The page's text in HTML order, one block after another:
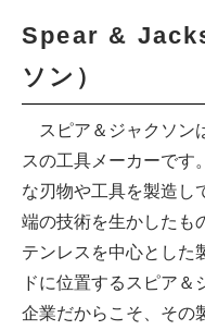
Spear &
ソン）
スピア＆ジャクソン
スの工具メーカーです
な刃物や工具を製造し
端の技術を生かしたも
テンレスを中心とした
ドに位置するスピア＆
企業だからこそ、その